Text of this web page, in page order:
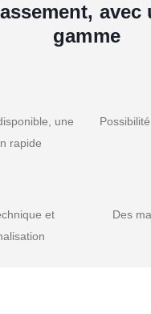
avec
gamme
une
rapide
et
Des